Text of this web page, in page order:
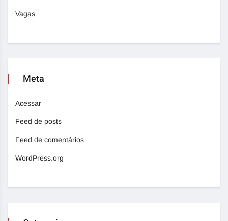
Vagas
Meta
Acessar
Feed de posts
Feed de comentários
WordPress.org